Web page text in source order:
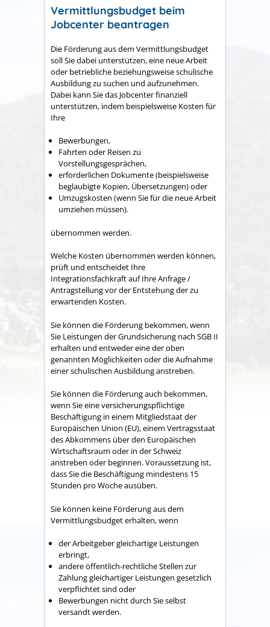
Vermittlungsbudget beim
Jobcenter beantragen
Die Förderung aus dem Vermittlungsbudget
soll Sie dabei unterstützen, eine neue Arbeit
oder betriebliche beziehungsweise schulische
Ausbildung zu suchen und aufzunehmen.
Dabei kann Sie das Jobcenter finanziell
unterstützen, indem beispielsweise Kosten für
Ihre
Bewerbungen,
Fahrten oder Reisen zu
Vorstellungsgesprächen,
erforderlichen Dokumente (beispielsweise
beglaubigte Kopien, Übersetzungen) oder
Umzugskosten (wenn Sie für die neue Arbeit
umziehen müssen).
übernommen werden.
Welche Kosten übernommen werden können,
prüft und entscheidet Ihre
Integrationsfachkraft auf Ihre Anfrage /
Antragstellung vor der Entstehung der zu
erwartenden Kosten.
Sie können die Förderung bekommen, wenn
Sie Leistungen der Grundsicherung nach SGB II
erhalten und entweder eine der oben
genannten Möglichkeiten oder die Aufnahme
einer schulischen Ausbildung anstreben.
Sie können die Förderung auch bekommen,
wenn Sie eine versicherungspflichtige
Beschäftigung in einem Mitgliedstaat der
Europäischen Union (EU), einem Vertragsstaat
des Abkommens über den Europäischen
Wirtschaftsraum oder in der Schweiz
anstreben oder beginnen. Voraussetzung ist,
dass Sie die Beschäftigung mindestens 15
Stunden pro Woche ausüben.
Sie können keine Förderung aus dem
Vermittlungsbudget erhalten, wenn
der Arbeitgeber gleichartige Leistungen
erbringt,
andere öffentlich-rechtliche Stellen zur
Zahlung gleichartiger Leistungen gesetzlich
verpflichtet sind oder
Bewerbungen nicht durch Sie selbst
versandt werden.